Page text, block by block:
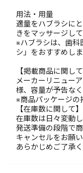
用法・用量
適量をハブラシに
きをマッサージして
※ハブラシは、歯科
シ」をおすすめしま
【掲載商品に関して
メーカーリニュー
様、容量が予告な
※商品パッケージの
【在庫数に関して】
在庫数は日々変動し
発送準備の段階で
キャンセルをお願
あらかじめご了承く